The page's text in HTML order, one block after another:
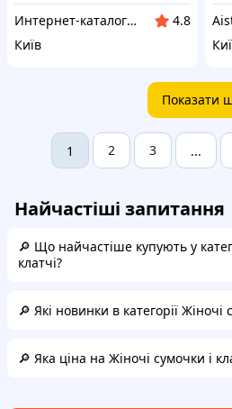
Интернет-ка​талог ски​д​​ок "ХО-РО-ШО!"
4.8
Київ
Показати
1 2 3 ...
Найчастіші запитання
🔎 Що найчастіше купують у
клатчі?
🔎 Які новинки в категорії Жіночі
🔎 Яка ціна на Жіночі сумочки і